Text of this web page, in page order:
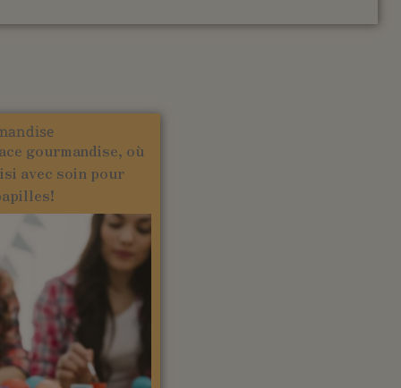
gourmandise, où
avec soin pour